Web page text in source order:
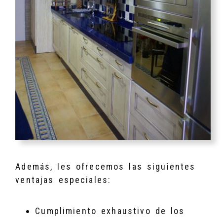
Además, les ofrecemos las siguientes
ventajas especiales:
Cumplimiento exhaustivo de los